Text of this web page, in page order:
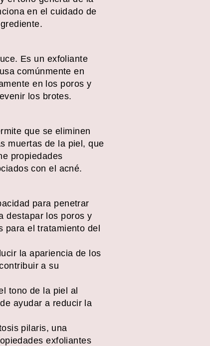
en el cuidado de
Es un exfoliante
comúnmente en
en los poros y
los brotes.
que se eliminen
muertas de la piel, que
propiedades
con el acné.
para penetrar
destapar los poros y
para el tratamiento del
la apariencia de los
a su
tono de la piel al
ayudar a reducir la
pilaris, una
exfoliantes